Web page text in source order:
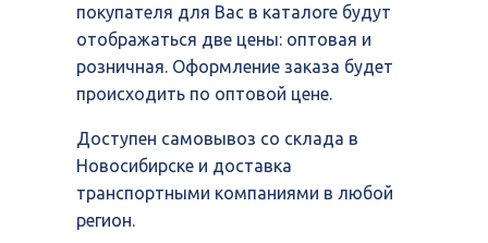
покупателя для Вас в каталоге будут
отображаться две цены: оптовая и
розничная. Оформление заказа будет
происходить по оптовой цене.
Доступен самовывоз со склада в
Новосибирске и доставка
транспортными компаниями в любой
регион.